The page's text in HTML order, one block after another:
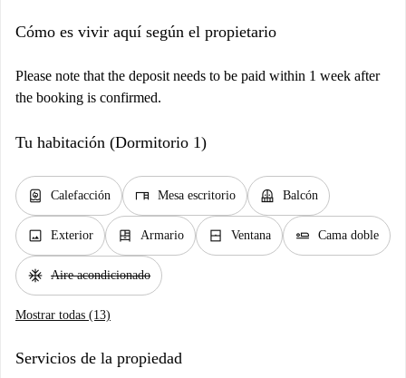
Cómo es vivir aquí según el propietario
Please note that the deposit needs to be paid within 1 week after
the booking is confirmed.
Tu habitación (Dormitorio 1)
water_heater Calefacción desk Mesa escritorio balcony Balcón
image Exterior dresser Armario window_closed Ventana airline_seat_flat Cama doble
ac_unit Aire acondicionado
Mostrar todas (13)
Servicios de la propiedad